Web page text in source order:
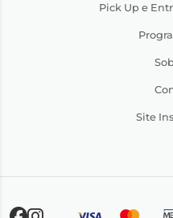
Pick Up e
Site